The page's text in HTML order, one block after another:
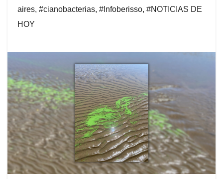
aires, #cianobacterias, #Infoberisso, #NOTICIAS DE
HOY